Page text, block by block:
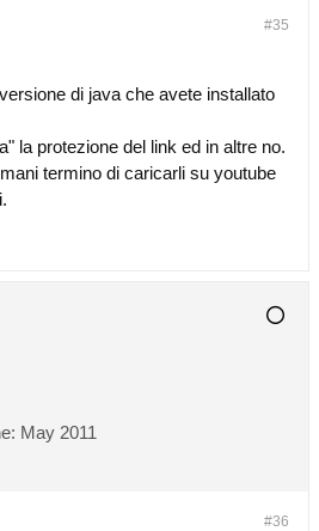
#35
di java che avete installato
la protezione del link ed in altre no.
termino di caricarli su youtube
May 2011
#36